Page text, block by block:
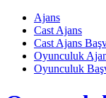
Skip
content
Ajans
Cast Ajans
Cast Ajans
Oyunculuk
Oyunculuk